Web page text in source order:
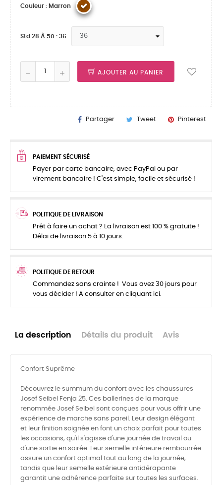
Couleur : Marron
Std 28 À 50 : 36
AJOUTER AU PANIER
Partager Tweet Pinterest
PAIEMENT SÉCURISÉ
Payer par carte bancaire, avec PayPal ou par
virement bancaire ! C'est simple, facile et sécurisé !
POLITIQUE DE LIVRAISON
Prêt à faire un achat ? La livraison est 100 % gratuite !
Délai de livraison 5 à 10 jours.
POLITIQUE DE RETOUR
Commandez sans crainte ! Vous avez 30 jours pour
vous décider ! A consulter en cliquant ici.
La description Détails du produit Avis
Confort Suprême
Découvrez le summum du confort avec les chaussures
Josef Seibel Fenja 25. Ces ballerines de la marque
renommée Josef Seibel sont conçues pour vous offrir une
expérience de marche sans pareil. Leur design élégant
et leur finition soignée en font un choix parfait pour toutes
les occasions, qu'il s'agisse d'une journée de travail ou
d'une sortie en soirée. Leur semelle intérieure rembourrée
assure un confort optimal tout au long de la journée,
tandis que leur semelle extérieure antidérapante
garantit une adhérence parfaite sur toutes les surfaces.